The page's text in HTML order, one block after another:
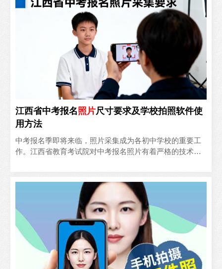
江西省中考报名照片尺寸要求及学校拍照软件使
用方法
中考报名季即将来临，照片采集成为各初中学校的重要工
作。江西省教育考试院对中考报名照片有着严格的技术要